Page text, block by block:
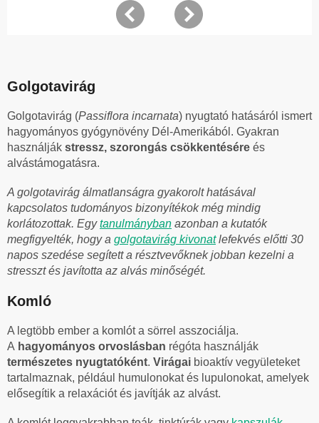
Golgotavirág
Golgotavirág (Passiflora incarnata) nyugtató hatásáról ismert
hagyományos gyógynövény Dél-Amerikából. Gyakran
használják stressz, szorongás csökkentésére és
alvástámogatásra.
A golgotavirág álmatlanságra gyakorolt hatásával
kapcsolatos tudományos bizonyítékok még mindig
korlátozottak. Egytanulmányban azonban a kutatók
megfigyelték, hogy a golgotavirág kivonatlefekvés előtti 30
napos szedése segített a résztvevőknek jobban kezelni a
stresszt és javította az alvás minőségét.
Komló
A legtöbb ember a komlót a sörrel asszociálja.
A hagyományos orvoslásban régóta használják
természetes nyugtatóként. Virágai bioaktív vegyületeket
tartalmaznak, például humulonokat és lupulonokat, amelyek
elősegítik a relaxációt és javítják az alvást.